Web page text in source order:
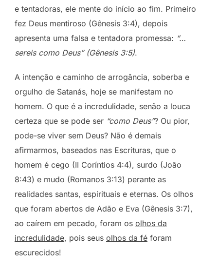
e tentadoras, ele mente do início ao fim. Primeiro
fez Deus mentiroso (Gênesis 3:4), depois
apresenta uma falsa e tentadora promessa: “…
sereis como Deus” (Gênesis 3:5).
A intenção e caminho de arrogância, soberba e
orgulho de Satanás, hoje se manifestam no
homem. O que é a incredulidade, senão a louca
certeza que se pode ser “como Deus”? Ou pior,
pode-se viver sem Deus? Não é demais
afirmarmos, baseados nas Escrituras, que o
homem é cego (II Coríntios 4:4), surdo (João
8:43) e mudo (Romanos 3:13) perante as
realidades santas, espirituais e eternas. Os olhos
que foram abertos de Adão e Eva (Gênesis 3:7),
ao caírem em pecado, foram os olhos da
incredulidade, pois seus olhos da fé foram
escurecidos!